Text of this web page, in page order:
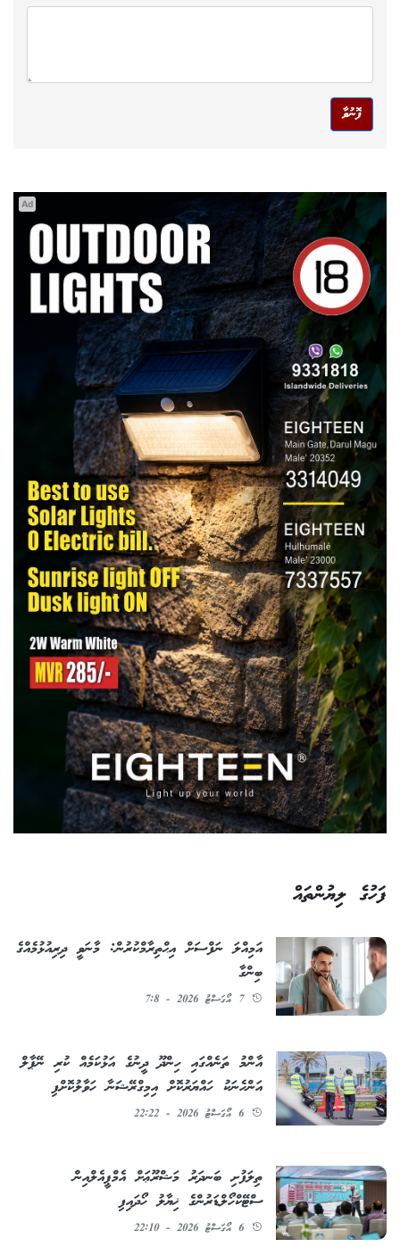
ފޮނުވާ
Ad
ފަހުގެ ލިޔުންތައް
އަމިއްލަ ނަފްސަށް އިޙްތިރާމްކުރުން: މާނަވީ ދިރިއުޅުމެއްގެ
ބިންގާ
7 އޯގަސްޓު 2026 - 7:8
އާންމު ތަނެއްގައި ހިންދޫ ދީނުގެ އަޅުކަމެއް ކުރި ނޭޕާލް
އަންހެނަކު ހައްޔަރުކޮށް އިމިގްރޭޝަނާ ހަވާލުކޮށްފި
6 އޯގަސްޓު 2026 - 22:22
ތިލަފުށި ބަނދަރު މަޝްރޫޢަށް އެމްޕީއެލްއިން
ސްޓޭކްހޯލްޑަރުންގެ ޚިޔާލު ހޯދައިފި
6 އޯގަސްޓު 2026 - 22:10